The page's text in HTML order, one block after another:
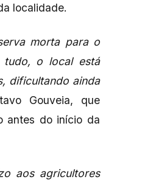
localidade.
morta para o
o local está
dificultando ainda
Gouveia, que
antes do início da
aos agricultores